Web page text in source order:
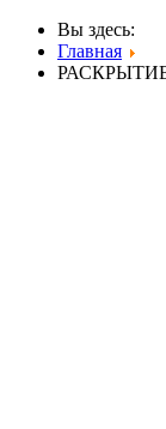
Вы здесь:
Главная